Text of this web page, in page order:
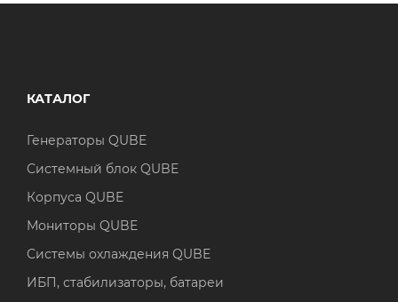
КАТАЛОГ
Генераторы QUBE
Системный блок QUBE
Корпуса QUBE
Мониторы QUBE
Системы охлаждения QUBE
ИБП, стабилизаторы, батареи